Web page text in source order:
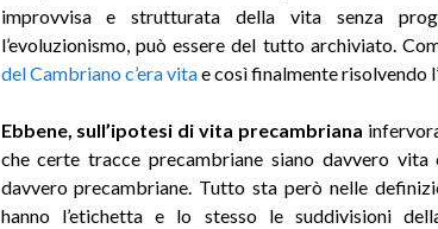
improvvisa e strutturata della vita senza
l’evoluzionismo, può essere del tutto archiviato.
del Cambriano c’era vitae così finalmente risolvendo
Ebbene, sull’ipotesi di vita precambriana
che certe tracce precambriane siano davvero
davvero precambriane. Tutto sta però nelle
hanno l’etichetta e lo stesso le suddivisioni